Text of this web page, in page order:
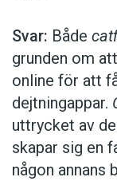
Svar: Både
grunden om
online för att
dejtningappar.
uttrycket av
skapar sig en
någon annans